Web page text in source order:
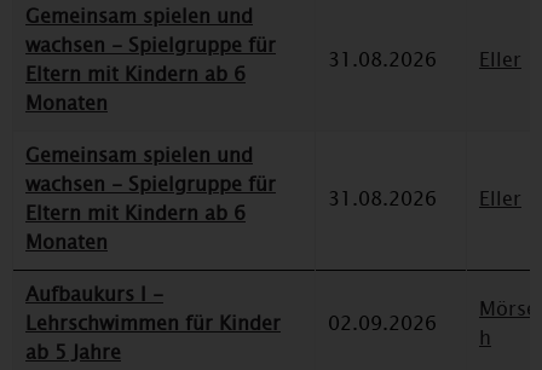
Gemeinsam spielen und
wachsen - Spielgruppe für
Eltern mit Kindern ab 6
Monaten
31.08.2026 Eller
Gemeinsam spielen und
wachsen - Spielgruppe für
Eltern mit Kindern ab 6
Monaten
31.08.2026 Eller
Aufbaukurs I -
Lehrschwimmen für Kinder
ab 5 Jahre
02.09.2026
h